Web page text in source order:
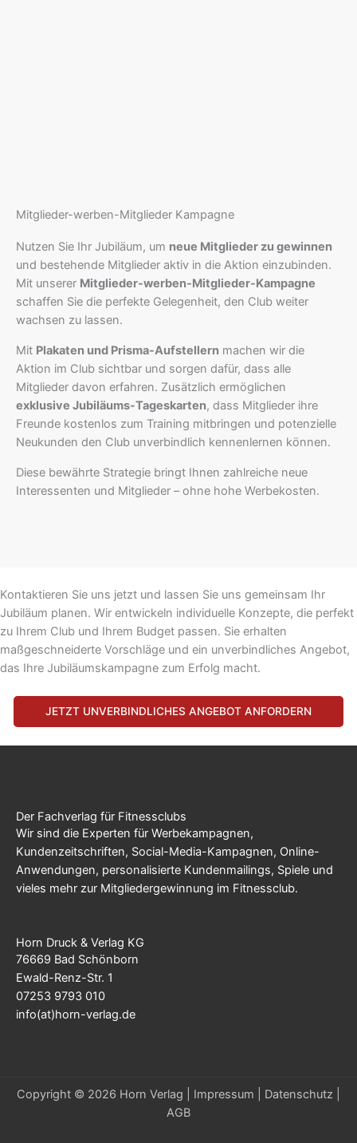
Mitglieder-werben-Mitglieder Kampagne
Nutzen Sie Ihr Jubiläum, um neue Mitglieder zu gewinnen
und bestehende Mitglieder aktiv in die Aktion einzubinden.
Mit unserer Mitglieder-werben-Mitglieder-Kampagne
schaffen Sie die perfekte Gelegenheit, den Club weiter
wachsen zu lassen.
Mit Plakaten und Prisma-Aufstellern machen wir die
Aktion im Club sichtbar und sorgen dafür, dass alle
Mitglieder davon erfahren. Zusätzlich ermöglichen
exklusive Jubiläums-Tageskarten, dass Mitglieder ihre
Freunde kostenlos zum Training mitbringen und potenzielle
Neukunden den Club unverbindlich kennenlernen können.
Diese bewährte Strategie bringt Ihnen zahlreiche neue
Interessenten und Mitglieder – ohne hohe Werbekosten.
Kontaktieren Sie uns jetzt und lassen Sie uns gemeinsam Ihr
Jubiläum planen. Wir entwickeln individuelle Konzepte, die perfekt
zu Ihrem Club und Ihrem Budget passen. Sie erhalten
maßgeschneiderte Vorschläge und ein unverbindliches Angebot,
das Ihre Jubiläumskampagne zum Erfolg macht.
JETZT UNVERBINDLICHES ANGEBOT ANFORDERN
Der Fachverlag für Fitnessclubs
Wir sind die Experten für Werbekampagnen,
Kundenzeitschriften, Social-Media-Kampagnen, Online-
Anwendungen, personalisierte Kundenmailings, Spiele und
vieles mehr zur Mitgliedergewinnung im Fitnessclub.
Horn Druck & Verlag KG
76669 Bad Schönborn
Ewald-Renz-Str. 1
07253 9793 010
info(at)horn-verlag.de
Copyright © 2026 Horn Verlag | Impressum Datenschutz
AGB